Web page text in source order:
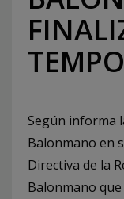
Según informa
Balonmano en
Directiva de la
Balonmano